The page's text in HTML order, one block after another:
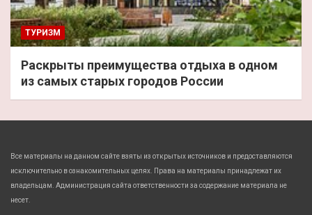
ТУРИЗМ
Раскрыты преимущества отдыха в одном
из самых старых городов России
Все материалы на данном сайте взяты из открытых источников и предоставляются
исключительно в ознакомительных целях. Права на материалы принадлежат их
владельцам. Администрация сайта ответственности за содержание материала не
несет.